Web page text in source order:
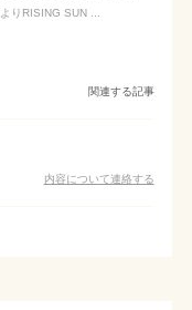
りRISING SUN ...
関連する記事
内容について連絡する